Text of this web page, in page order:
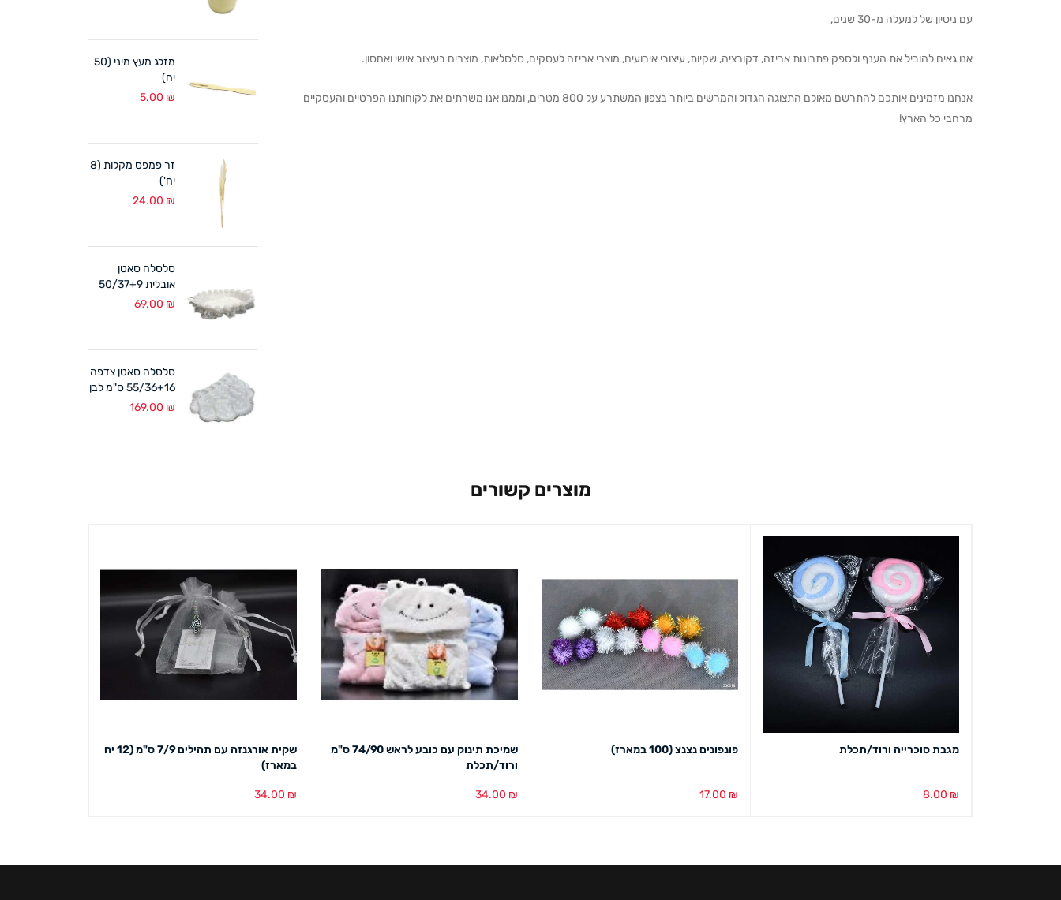
עם ניסיון של למעלה מ-30 שנים,
אנו גאים להוביל את הענף ולספק פתרונות אריזה, דקורציה, שקיות, עיצובי אירועים, מוצרי אריזה לעסקים, סלסלאות, מוצרים בעיצוב אישי ואחסון.
אנחנו מזמינים אותכם להתרשם מאולם התצוגה הגדול והמרשים ביותר בצפון המשתרע על 800 מטרים, וממנו אנו משרתים את לקוחותנו הפרטיים והעסקיים
מרחבי כל הארץ!
מזלג מעץ מיני (50
יח)
5.00 ₪
זר פמפס מקלות (8
יח')
24.00 ₪
סלסלה סאטן
אובלית 50/37+9
ס"מ לבן
69.00 ₪
סלסלה סאטן צדפה
55/36+16 ס"מ לבן
169.00 ₪
מוצרים קשורים
מגבת סוכרייה ורוד/תכלת
8.00 ₪
פונפונים נצנצ (100 במארז)
17.00 ₪
שמיכת תינוק עם כובע לראש 74/90 ס"מ
ורוד/תכלת
34.00 ₪
שקית אורגנזה עם תהילים 7/9 ס"מ (12 יח
במארז)
34.00 ₪